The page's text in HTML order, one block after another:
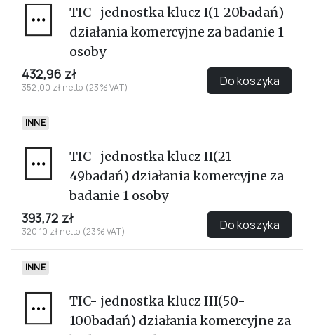
TIC- jednostka klucz I(1-20badań)
działania komercyjne za badanie 1
osoby
432,96 zł
352,00 zł netto (23% VAT) Do koszyka
INNE
TIC- jednostka klucz II(21-
49badań) działania komercyjne za
badanie 1 osoby
393,72 zł
320,10 zł netto (23% VAT) Do koszyka
INNE
TIC- jednostka klucz III(50-
100badań) działania komercyjne za